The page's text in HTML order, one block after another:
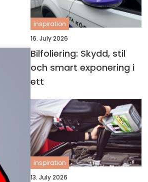
inspiration
16. July 2026
Bilfoliering: Skydd, stil
och smart exponering i
ett
inspiration
13. July 2026